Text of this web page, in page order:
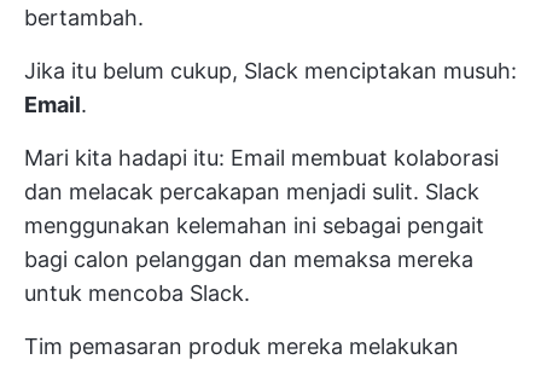
bertambah.
Jika itu belum cukup, Slack menciptakan musuh:
Email.
Mari kita hadapi itu: Email membuat kolaborasi
dan melacak percakapan menjadi sulit. Slack
menggunakan kelemahan ini sebagai pengait
bagi calon pelanggan dan memaksa mereka
untuk mencoba Slack.
Tim pemasaran produk mereka melakukan